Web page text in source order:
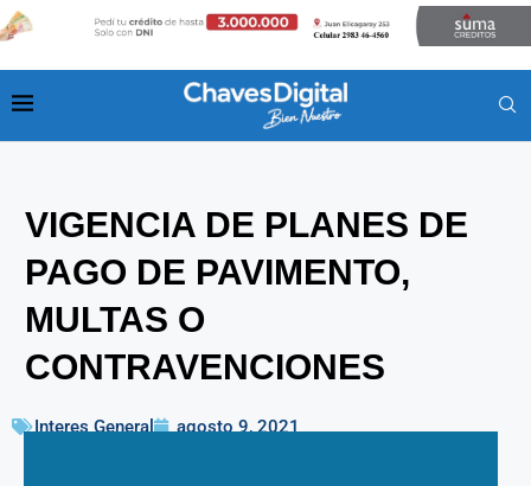
VIGENCIA DE PLANES DE
PAGO DE PAVIMENTO,
MULTAS O
CONTRAVENCIONES
Interes General agosto 9, 2021